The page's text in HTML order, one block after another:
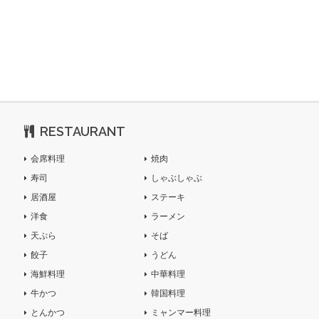
RESTAURANT
会席料理
寿司
居酒屋
洋食
天ぷら
餃子
海鮮料理
牛かつ
とんかつ
焼肉
しゃぶしゃぶ
ステーキ
ラーメン
そば
うどん
中華料理
韓国料理
ミャンマー料理